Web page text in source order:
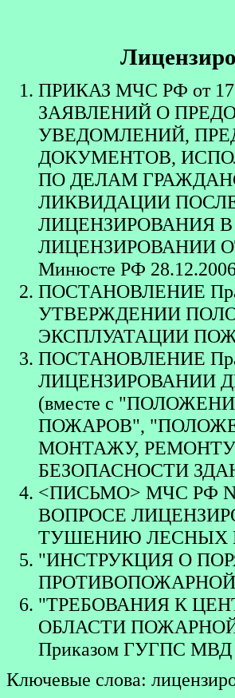
ПРИКАЗ МЧС РФ от
ЗАЯВЛЕНИЙ О
УВЕДОМЛЕНИЙ,
ДОКУМЕНТОВ,
ПО ДЕЛАМ
ЛИКВИДАЦИИ
ЛИЦЕНЗИРОВАНИЯ
ЛИЦЕНЗИРОВАНИИ
Минюсте РФ
ПОСТАНОВЛЕНИЕ
УТВЕРЖДЕНИИ
ЭКСПЛУАТАЦИИ
ПОСТАНОВЛЕНИЕ
ЛИЦЕНЗИРОВАНИИ
(вместе с
ПОЖАРОВ",
МОНТАЖУ,
БЕЗОПАСНОСТИ
<ПИСЬМО> МЧС РФ N
ВОПРОСЕ
ТУШЕНИЮ ЛЕСНЫХ
"ИНСТРУКЦИЯ О
ПРОТИВОПОЖАРНОЙ
"ТРЕБОВАНИЯ К
ОБЛАСТИ
Приказом ГУГПС МВД
Ключевые слова: